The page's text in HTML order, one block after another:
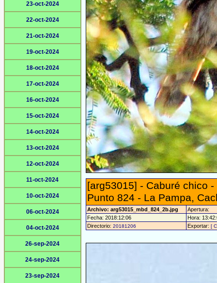
23-oct-2024
22-oct-2024
21-oct-2024
19-oct-2024
18-oct-2024
17-oct-2024
16-oct-2024
15-oct-2024
14-oct-2024
13-oct-2024
12-oct-2024
11-oct-2024
10-oct-2024
06-oct-2024
04-oct-2024
26-sep-2024
24-sep-2024
23-sep-2024
[arg53015] - Caburé chico
Punto 824 - La Pampa,
Archivo: arg53015_mbd_824_2b.jpg
Apertura:
Fecha: 2018:12:06
Hora:
Directorio: 20181206 Exportar: [